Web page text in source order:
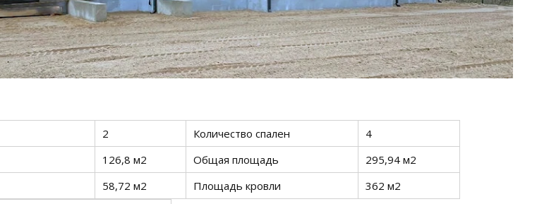
2 Количество спален
4
126,8 м2 Общая площадь
295,94 м2
58,72 м2 Площадь кровли
362 м2